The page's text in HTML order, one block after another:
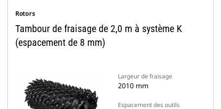
Rotors
Tambour de fraisage de 2,0 m à système K
(espacement de 8 mm)
Largeur de fraisage
2010 mm
Espacement des outils